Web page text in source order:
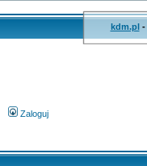
kdm.pl-
Zaloguj